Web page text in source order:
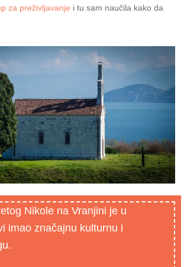
za preživljavanje i tu sam naučila kako da
Nikole na Vranjini je u
imao značajnu kulturnu i